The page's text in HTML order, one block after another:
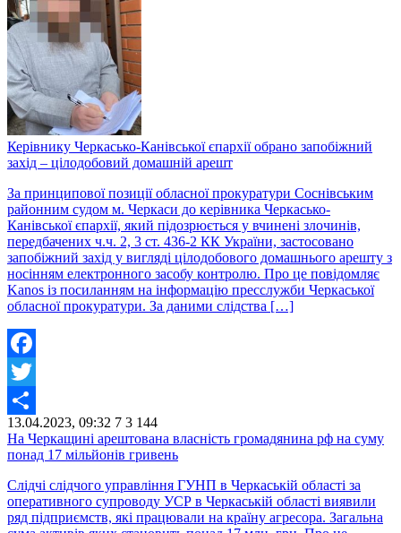
Керівнику Черкасько-Канівської єпархії обрано запобіжний
захід – цілодобовий домашній арешт
За принципової позиції обласної прокуратури Соснівським
районним судом м. Черкаси до керівника Черкасько-
Канівської єпархії, який підозрюється у вчинені злочинів,
передбачених ч.ч. 2, 3 ст. 436-2 КК України, застосовано
запобіжний захід у вигляді цілодобового домашнього арешту з
носінням електронного засобу контролю. Про це повідомляє
Kanos із посиланням на інформацію пресслужби Черкаської
обласної прокуратури. За даними слідства […]
Facebook
Twitter
Share
13.04.2023, 09:32 7 3 144
На Черкащині арештована власність громадянина рф на суму
понад 17 мільйонів гривень
Слідчі слідчого управління ГУНП в Черкаській області за
оперативного супроводу УСР в Черкаській області виявили
ряд підприємств, які працювали на країну агресора. Загальна